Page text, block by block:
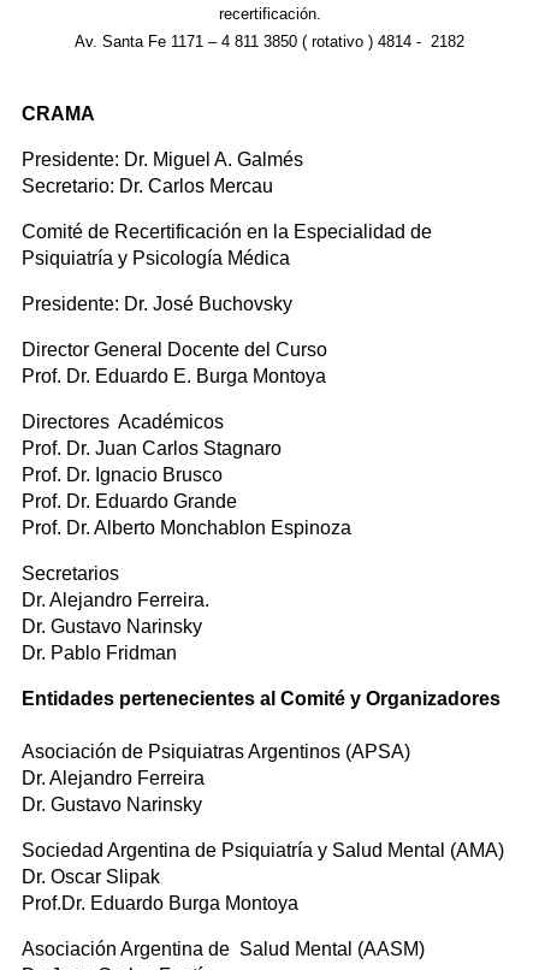
recertificación.
Av. Santa Fe 1171 – 4 811 3850 ( rotativo ) 4814 - 2182
CRAMA
Presidente: Dr. Miguel A. Galmés
Secretario: Dr. Carlos Mercau
Comité de Recertificación en la Especialidad de
Psiquiatría y Psicología Médica
Presidente: Dr. José Buchovsky
Director General Docente del Curso
Prof. Dr. Eduardo E. Burga Montoya
Directores Académicos
Prof. Dr. Juan Carlos Stagnaro
Prof. Dr. Ignacio Brusco
Prof. Dr. Eduardo Grande
Prof. Dr. Alberto Monchablon Espinoza
Secretarios
Dr. Alejandro Ferreira.
Dr. Gustavo Narinsky
Dr. Pablo Fridman
Entidades pertenecientes al Comité y Organizadores
Asociación de Psiquiatras Argentinos (APSA)
Dr. Alejandro Ferreira
Dr. Gustavo Narinsky
Sociedad Argentina de Psiquiatría y Salud Mental (AMA)
Dr. Oscar Slipak
Prof.Dr. Eduardo Burga Montoya
Asociación Argentina de Salud Mental (AASM)